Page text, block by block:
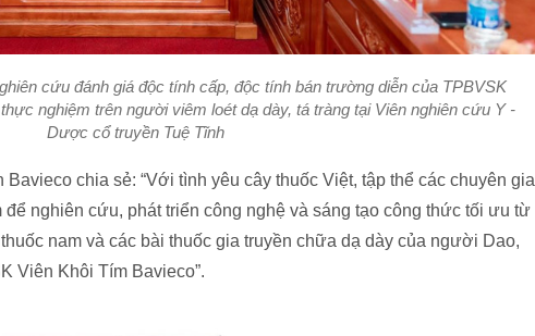
cứu đánh giá độc tính cấp, độc tính bán trường diễn của TPBVSK
nghiệm trên người viêm loét dạ dày, tá tràng tại Viên nghiên cứu Y -
Dược cổ truyền Tuệ Tĩnh
chia sẻ: “Với tình yêu cây thuốc Việt, tập thể các chuyên gia
nghiên cứu, phát triển công nghệ và sáng tạo công thức tối ưu từ
nam và các bài thuốc gia truyền chữa dạ dày của người Dao,
Viên Khôi Tím Bavieco”.